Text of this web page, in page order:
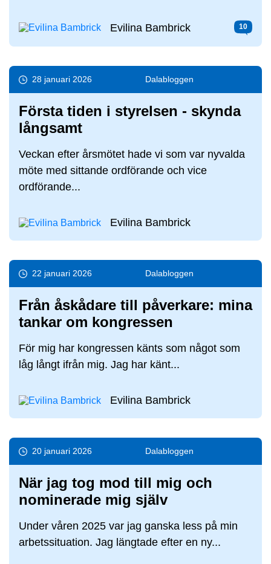
Evilina Bambrick 10
28 januari 2026 Dala­bloggen
Första tiden i styrelsen - skynda
långsamt
Veckan efter årsmötet hade vi som var nyvalda
möte med sittande ordförande och vice
ordförande...
Evilina Bambrick
22 januari 2026 Dala­bloggen
Från åskådare till påverkare: mina
tankar om kongressen
För mig har kongressen känts som något som
låg långt ifrån mig. Jag har känt...
Evilina Bambrick
20 januari 2026 Dala­bloggen
När jag tog mod till mig och
nominerade mig själv
Under våren 2025 var jag ganska less på min
arbetssituation. Jag längtade efter en ny...